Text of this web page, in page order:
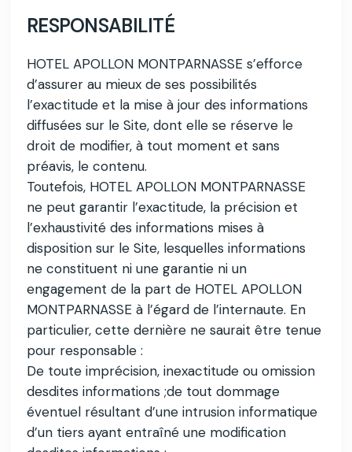
RESPONSABILITÉ
HOTEL APOLLON MONTPARNASSE s’efforce
d’assurer au mieux de ses possibilités
l’exactitude et la mise à jour des informations
diffusées sur le Site, dont elle se réserve le
droit de modifier, à tout moment et sans
préavis, le contenu.
Toutefois, HOTEL APOLLON MONTPARNASSE
ne peut garantir l’exactitude, la précision et
l’exhaustivité des informations mises à
disposition sur le Site, lesquelles informations
ne constituent ni une garantie ni un
engagement de la part de HOTEL APOLLON
MONTPARNASSE à l’égard de l’internaute. En
particulier, cette dernière ne saurait être tenue
pour responsable :
De toute imprécision, inexactitude ou omission
desdites informations ;de tout dommage
éventuel résultant d’une intrusion informatique
d’un tiers ayant entraîné une modification